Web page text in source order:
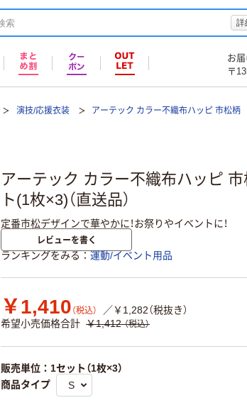
詳
お
〒
演技/応援衣装 アーテック カラー不織布ハッピ 市松柄
アーテック カラー不織布ハッピ
ト(1枚×3)（直送品）
定番市松デザインで華やかに！お祭りやイベントに！
レビューを書く
ランキングをみる 運動/イベント用品
￥1,410 （税込）
／￥1,282（税抜き）
希望小売価格合計 ￥1,412 （税込）
販売単位：1セット（1枚×3）
商品タイプ